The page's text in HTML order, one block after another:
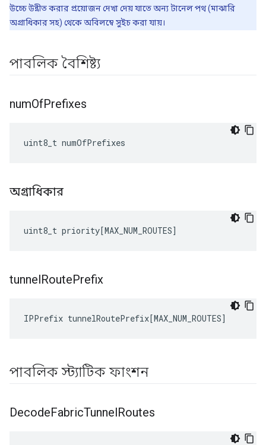
উচ্চে উন্নীত করার প্রয়োজন দেখা দেয় যাতে অন্য টানেল পথ (মাঝারি
অগ্রাধিকার সহ) থেকে অবিলম্বে সুইচ করা যায়।
পাবলিক বৈশিষ্ট্য
numOfPrefixes
uint8_t numOfPrefixes
অগ্রাধিকার
uint8_t priority[MAX_NUM_ROUTES]
tunnelRoutePrefix
IPPrefix tunnelRoutePrefix[MAX_NUM_ROUTES]
পাবলিক স্ট্যাটিক ফাংশন
DecodeFabricTunnelRoutes